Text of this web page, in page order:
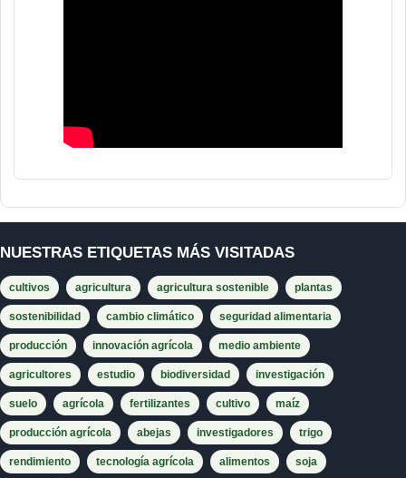
NUESTRAS ETIQUETAS MÁS VISITADAS
cultivos agricultura agricultura sostenible plantas
sostenibilidad cambio climático seguridad alimentaria
producción innovación agrícola medio ambiente
agricultores estudio biodiversidad investigación
suelo agrícola fertilizantes cultivo maíz
producción agrícola abejas investigadores trigo
rendimiento tecnología agrícola alimentos soja